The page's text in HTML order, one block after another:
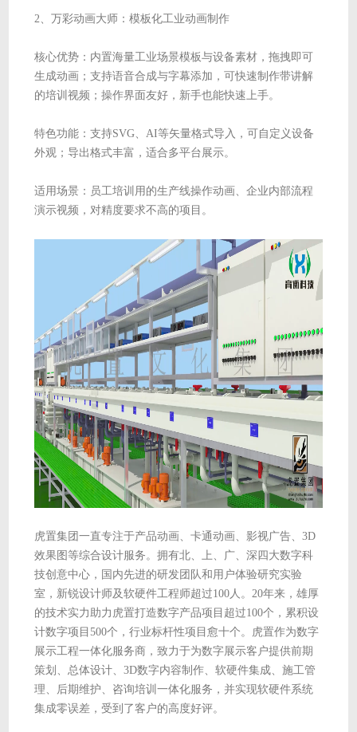
2、万彩动画大师：模板化工业动画制作
核心优势：内置海量工业场景模板与设备素材，拖拽即可
生成动画；支持语音合成与字幕添加，可快速制作带讲解
的培训视频；操作界面友好，新手也能快速上手。
特色功能：支持SVG、AI等矢量格式导入，可自定义设备
外观；导出格式丰富，适合多平台展示。
适用场景：员工培训用的生产线操作动画、企业内部流程
演示视频，对精度要求不高的项目。
虎置集团一直专注于产品动画、卡通动画、影视广告、3D
效果图等综合设计服务。拥有北、上、广、深四大数字科
技创意中心，国内先进的研发团队和用户体验研究实验
室，新锐设计师及软硬件工程师超过100人。20年来，雄厚
的技术实力助力虎置打造数字产品项目超过100个，累积设
计数字项目500个，行业标杆性项目愈十个。虎置作为数字
展示工程一体化服务商，致力于为数字展示客户提供前期
策划、总体设计、3D数字内容制作、软硬件集成、施工管
理、后期维护、咨询培训一体化服务，并实现软硬件系统
集成零误差，受到了客户的高度好评。